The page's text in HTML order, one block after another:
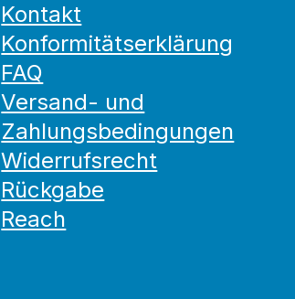
Kontakt
Konformitätserklärung
FAQ
Versand- und
Zahlungsbedingungen
Widerrufsrecht
Rückgabe
Reach